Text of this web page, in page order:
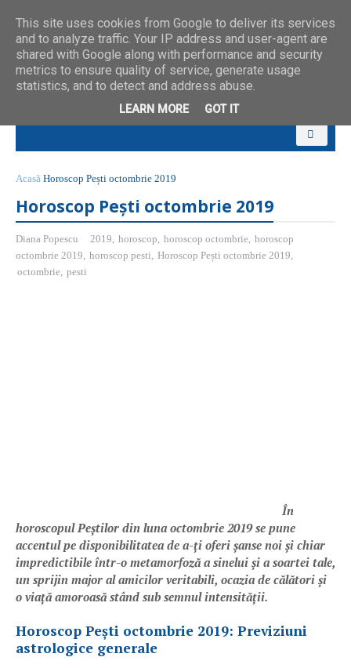
Acasă Horoscop Pești octombrie 2019
Horoscop Pești octombrie 2019
Diana Popescu 2019, horoscop, horoscop octombrie, horoscop
octombrie 2019, horoscop pesti, Horoscop Pești octombrie 2019,
octombrie, pesti
În
horoscopul Peștilor din luna octombrie 2019 se pune
accentul pe disponibilitatea de a-ți oferi șanse noi și chiar
impredictibile într-o metamorfoză a sinelui și a soartei tale,
un sprijin major al amicilor veritabili, ocazia de călători și
o viață amoroasă stând sub semnul intensității.
Horoscop Pești octombrie 2019: Previziuni
astrologice generale
This site uses cookies from Google to deliver its services
and to analyze traffic. Your IP address and user-agent are
shared with Google along with performance and security
metrics to ensure quality of service, generate usage
statistics, and to detect and address abuse.
LEARN MORE GOT IT